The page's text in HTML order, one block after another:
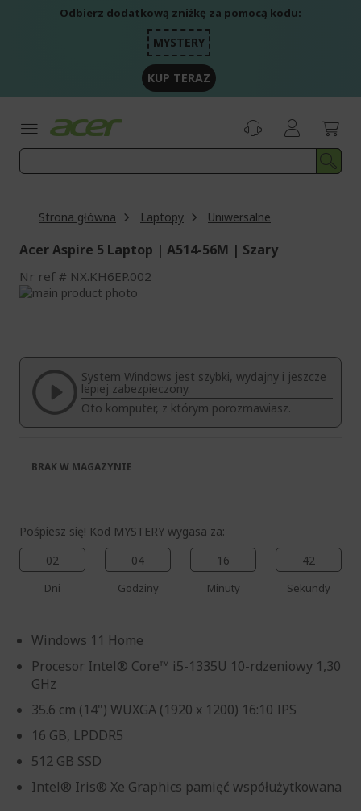
Odbierz dodatkową zniżkę za pomocą kodu:
MYSTERY
KUP TERAZ
Strona główna Laptopy Uniwersalne
Acer Aspire 5 Laptop | A514-56M | Szary
Nr ref NX.KH6EP.002
Przejdź
galerii
System Windows jest szybki, wydajny i jeszcze
lepiej zabezpieczony.
Oto komputer, z którym porozmawiasz.
Pośpiesz się! Kod MYSTERY wygasa za:
02
Dni
04
Godziny
16
Minuty
42
Sekundy
Windows 11 Home
Procesor Intel® Core™ i5-1335U 10-rdzeniowy 1,30
GHz
35.6 cm (14") WUXGA (1920 x 1200) 16:10 IPS
16 GB, LPDDR5
512 GB SSD
Intel® Iris® Xe Graphics pamięć współużytkowana
BRAK W MAGAZYNIE